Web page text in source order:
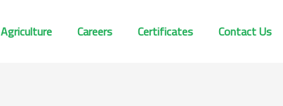
Agriculture Careers Certificates Contact Us